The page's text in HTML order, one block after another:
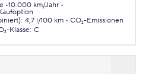
10.000 km/Jahr
: 4,7 l/100 km
CO₂-Emissionen
Klasse: C